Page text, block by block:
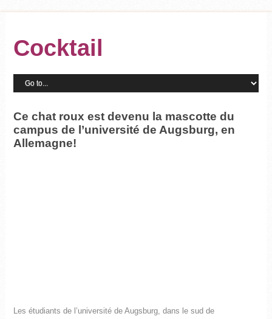
Cocktail
Ce chat roux est devenu la mascotte du
campus de l’université de Augsburg, en
Allemagne!
Les étudiants de l’université de Augsburg, dans le sud de